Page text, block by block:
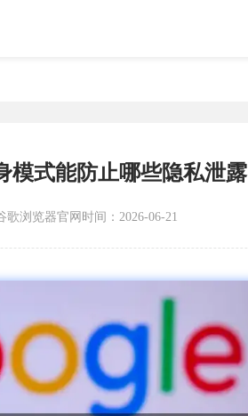
模式能防止哪些隐私泄露
歌浏览器官网 时间：2026-06-21